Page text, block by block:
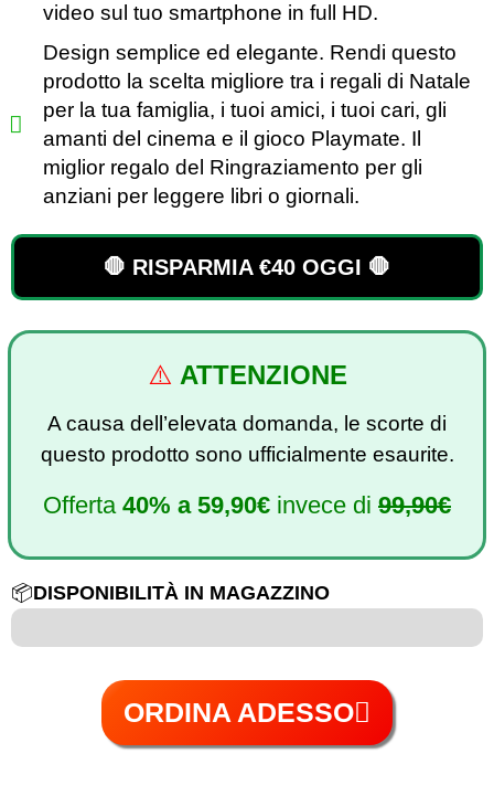
video sul tuo smartphone in full HD.
Design semplice ed elegante. Rendi questo
prodotto la scelta migliore tra i regali di Natale
per la tua famiglia, i tuoi amici, i tuoi cari, gli
amanti del cinema e il gioco Playmate. Il
miglior regalo del Ringraziamento per gli
anziani per leggere libri o giornali.
🛑 RISPARMIA €40 OGGI 🛑
⚠️ ATTENZIONE
A causa dell’elevata domanda, le scorte di
questo prodotto sono ufficialmente esaurite.
Offerta 40% a 59,90€ invece di 99,90€
📦DISPONIBILITÀ IN MAGAZZINO
ORDINA ADESSO